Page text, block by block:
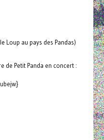
Loup au pays des Pandas)
de Petit Panda en concert :